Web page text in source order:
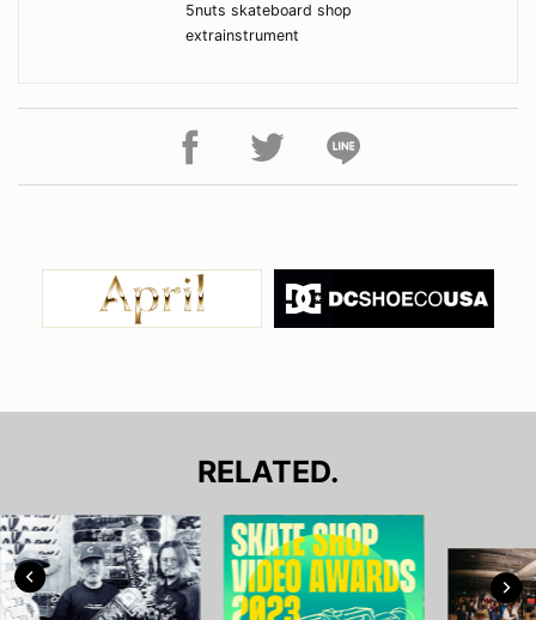
5nuts skateboard shop
extrainstrument
RELATED.